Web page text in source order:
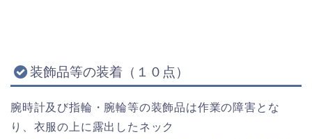
装飾品等の装着（１０点）
腕時計及び指輪・腕輪等の装飾品は作業の障害とな
り、衣服の上に露出したネック